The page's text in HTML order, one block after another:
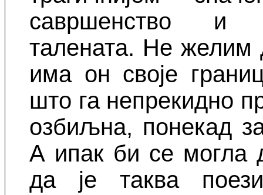
савршенство и
талената. Не желим
има он своје
што га непрекидно
озбиљна, понекад
А ипак би се могла
да је таква